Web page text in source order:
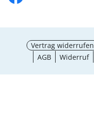
Vertrag widerrufen
AGB
Widerruf